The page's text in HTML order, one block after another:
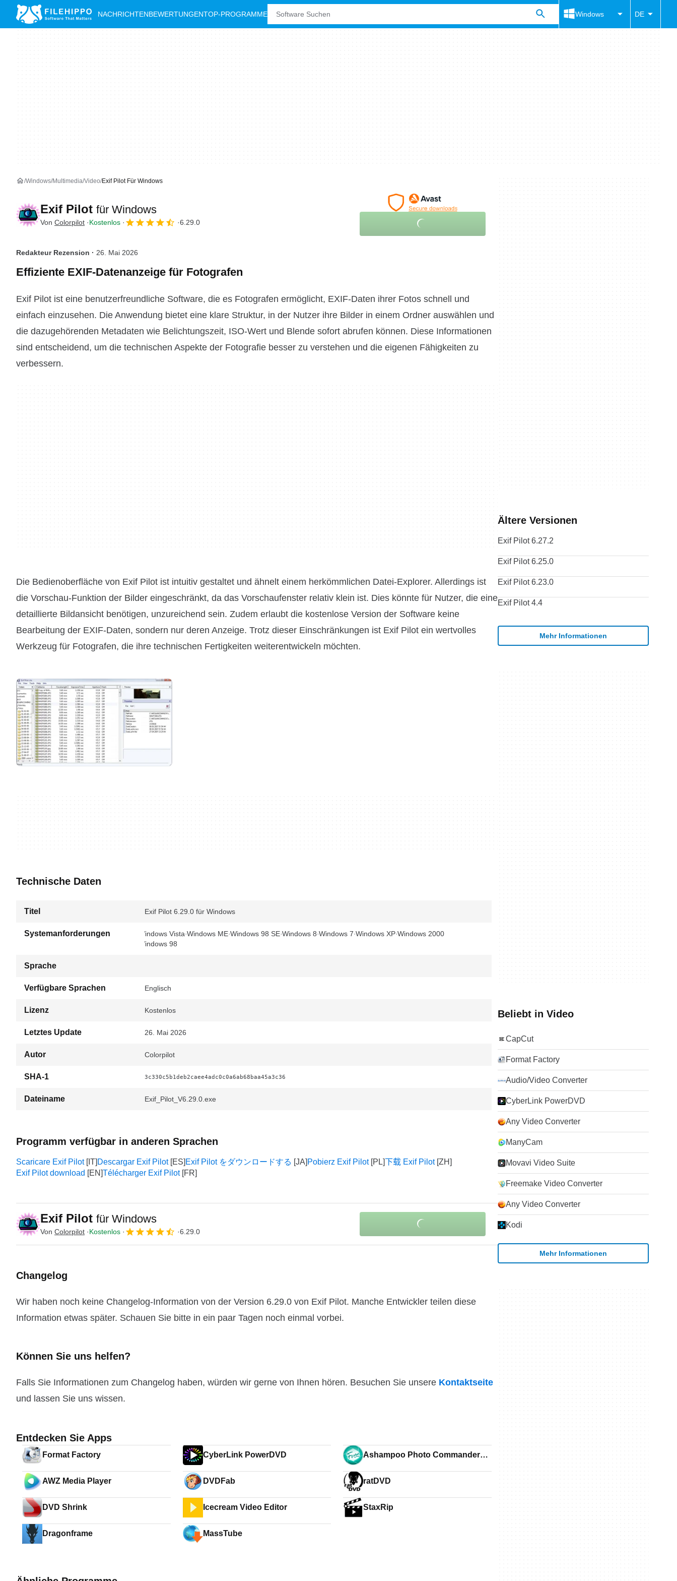
NACHRICHTENBEWERTUNGENTOP-PROGRAMME Windows DE
Windows Multimedia Video Exif Pilot Für Windows
Exif Pilot für Windows
Von Colorpilot Kostenlos 6.29.0
Redakteur Rezension · 26. Mai 2026
Effiziente EXIF-Datenanzeige für Fotografen
Exif Pilot ist eine benutzerfreundliche Software, die es Fotografen ermöglicht, EXIF-Daten ihrer Fotos schnell und
einfach einzusehen. Die Anwendung bietet eine klare Struktur, in der Nutzer ihre Bilder in einem Ordner auswählen und
die dazugehörenden Metadaten wie Belichtungszeit, ISO-Wert und Blende sofort abrufen können. Diese Informationen
sind entscheidend, um die technischen Aspekte der Fotografie besser zu verstehen und die eigenen Fähigkeiten zu
verbessern.
Die Bedienoberfläche von Exif Pilot ist intuitiv gestaltet und ähnelt einem herkömmlichen Datei-Explorer. Allerdings ist
die Vorschau-Funktion der Bilder eingeschränkt, da das Vorschaufenster relativ klein ist. Dies könnte für Nutzer, die eine
detaillierte Bildansicht benötigen, unzureichend sein. Zudem erlaubt die kostenlose Version der Software keine
Bearbeitung der EXIF-Daten, sondern nur deren Anzeige. Trotz dieser Einschränkungen ist Exif Pilot ein wertvolles
Werkzeug für Fotografen, die ihre technischen Fertigkeiten weiterentwickeln möchten.
Technische Daten
Titel Exif Pilot 6.29.0 für Windows
Systemanforderungen Windows Vista Windows ME Windows 98 SE Windows 8 Windows 7 Windows XP Windows 2000
Windows 98
Sprache
Verfügbare Sprachen Englisch
Lizenz Kostenlos
Letztes Update 26. Mai 2026
Autor Colorpilot
SHA-1 3c330c5b1deb2caee4adc0c0a6ab68baa45a3c36
Dateiname Exif_Pilot_V6.29.0.exe
Programm verfügbar in anderen Sprachen
Scaricare Exif Pilot Descargar Exif Pilot Exif Pilot をダウンロードする Pobierz Exif Pilot
下载 Exif Pilot
Exif Pilot download
Télécharger Exif Pilot
Exif Pilot für Windows
Von Colorpilot Kostenlos 6.29.0
Changelog
Wir haben noch keine Changelog-Information von der Version 6.29.0 von Exif Pilot. Manche Entwickler teilen diese
Information etwas später. Schauen Sie bitte in ein paar Tagen noch einmal vorbei.
Können Sie uns helfen?
Falls Sie Informationen zum Changelog haben, würden wir gerne von Ihnen hören. Besuchen Sie unsere Kontaktseite
und lassen Sie uns wissen.
Entdecken Sie Apps
Format Factory CyberLink PowerDVD
Ashampoo Photo Commander
AWZ Media Player
DVDFab ratDVD
DVD Shrink Icecream Video Editor StaxRip
Dragonframe MassTube
Ältere Versionen
Exif Pilot 6.27.2
Exif Pilot 6.25.0
Exif Pilot 6.23.0
Exif Pilot 4.4
Mehr Informationen
Beliebt in Video
CapCut
Format Factory
Audio/Video Converter
CyberLink PowerDVD
Any Video Converter
ManyCam
Movavi Video Suite
Freemake Video Converter
Any Video Converter
Kodi
Mehr Informationen